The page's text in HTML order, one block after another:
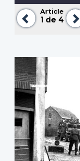
Précédent
Article
1 de 4